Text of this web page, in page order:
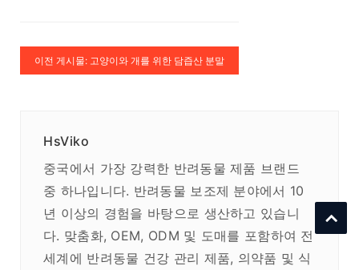
이전 게시물: 고양이와 개를 위한 담즙산 분말
HsViko
중국에서 가장 강력한 반려동물 제품 브랜드
중 하나입니다. 반려동물 보조제 분야에서 10
년 이상의 경험을 바탕으로 생산하고 있습니
다. 맞춤화, OEM, ODM 및 도매를 포함하여 전
세계에 반려동물 건강 관리 제품, 의약품 및 식